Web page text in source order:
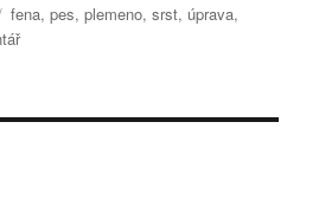
Štítky:
fena,pes,plemeno,srst, úprava,
pro
názvem